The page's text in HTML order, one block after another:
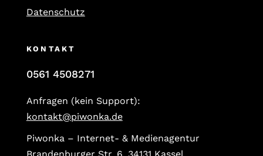
Datenschutz
KONTAKT
0561 4508271
Anfragen (kein Support):
kontakt@piwonka.de
Piwonka – Internet- & Medienagentur